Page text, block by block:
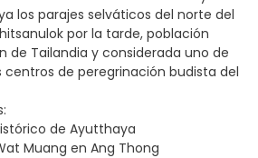
los parajes selváticos del norte del
por la tarde, población
de Tailandia y considerada uno de
de peregrinación budista del
de Ayutthaya
Muang en Ang Thong